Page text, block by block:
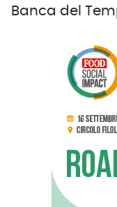
Banca del